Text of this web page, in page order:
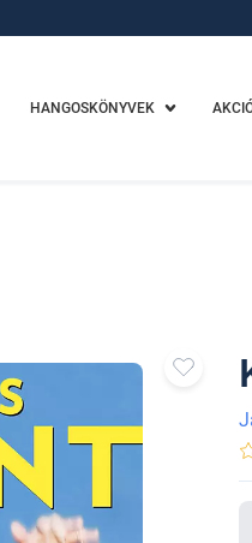
HANGOSKÖNYVEK